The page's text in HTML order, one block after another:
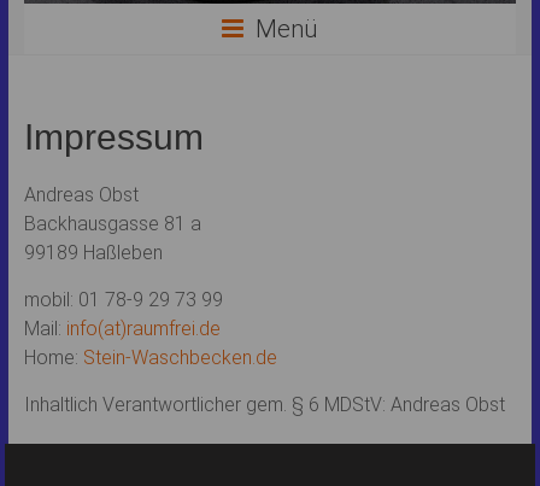
Menü
Impressum
Andreas Obst
Backhausgasse 81 a
99189 Haßleben
mobil: 01 78-9 29 73 99
Mail: info(at)raumfrei.de
Home: Stein-Waschbecken.de
Inhaltlich Verantwortlicher gem. § 6 MDStV: Andreas Obst